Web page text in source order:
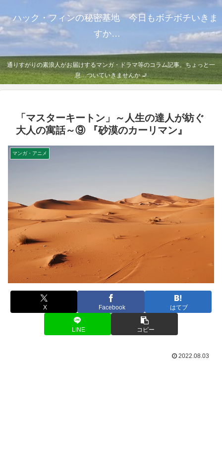
ハック・フィンの秘密基地 今日もボチボチいきま
すか…
通りすがりの素浪人がお届けするマンガ・ドラマ等のコラム記事。ちょっと一
息…ついていきませんか 🚬
「マスターキートン」～人生の達人が紡ぐ
大人の寓話～⑨ 『砂漠のカーリマン』
マンガ・アニメ
X Facebook はてブ
LINE コピー
2022.08.03